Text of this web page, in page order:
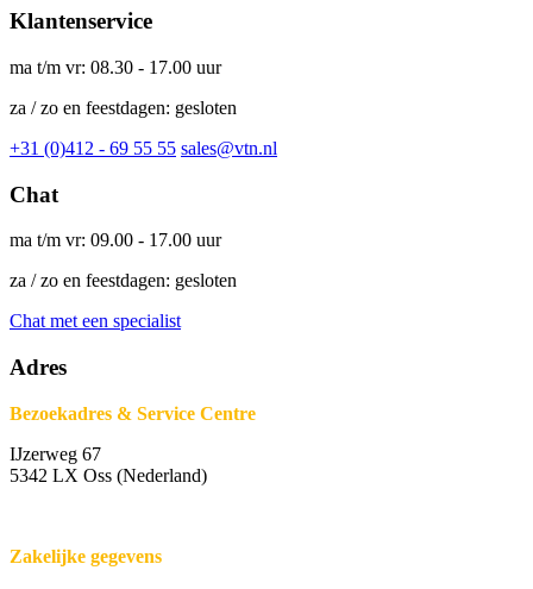
Klantenservice
ma t/m vr: 08.30 - 17.00 uur
za / zo en feestdagen: gesloten
+31 (0)412 - 69 55 55 sales@vtn.nl
Chat
ma t/m vr: 09.00 - 17.00 uur
za / zo en feestdagen: gesloten
Chat met een specialist
Adres
Bezoekadres & Service Centre
IJzerweg 67
5342 LX Oss (Nederland)
Zakelijke gegevens